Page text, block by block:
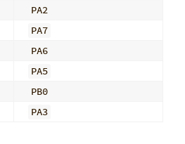
PA2
PA7
PA6
PA5
PB0
PA3